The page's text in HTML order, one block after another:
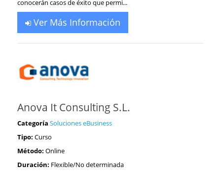
conocerán casos de éxito que permi...
Ver Más Información
Anova It Consulting S.L.
Categoría Soluciones eBusiness
Tipo: Curso
Método: Online
Duración: Flexible/No determinada